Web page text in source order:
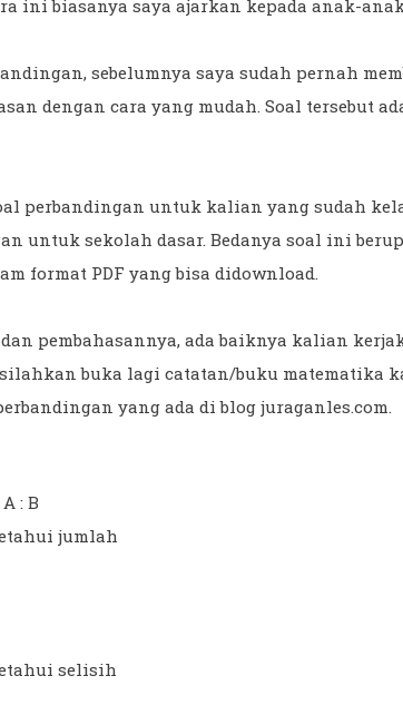
ini biasanya saya ajarkan kepada anak-
sebelumnya saya sudah pernah
dengan cara yang mudah. Soal tersebut
perbandingan untuk kalian yang sudah
untuk sekolah dasar. Bedanya soal ini
format PDF yang bisa didownload.
pembahasannya, ada baiknya kalian
buka lagi catatan/buku matematika
yang ada di blog juraganles.com.
: B
jumlah
selisih